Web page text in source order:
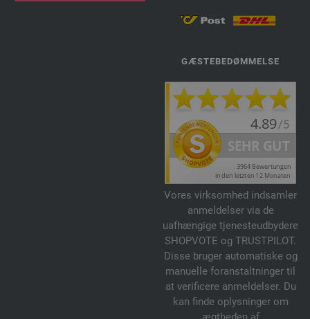
GÆSTEBEDØMMELSE
Vores virksomhed indsamler
anmeldelser via de
uafhængige tjenesteudbydere
SHOPVOTE og TRUSTPILOT.
Disse bruger automatiske og
manuelle foranstaltninger til
at verificere anmeldelser. Du
kan finde oplysninger om